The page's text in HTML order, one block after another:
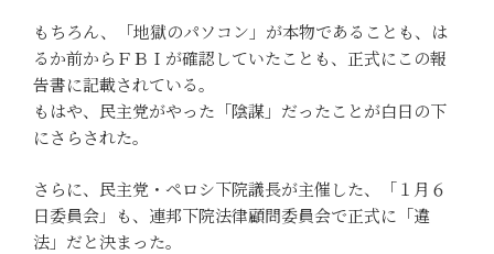
もちろん、「地獄のパソコン」が本物であることも、は
るか前からＦＢＩが確認していたことも、正式にこの報
告書に記載されている。
もはや、民主党がやった「陰謀」だったことが白日の下
にさらされた。
さらに、民主党・ペロシ下院議長が主催した、「１月６
日委員会」も、連邦下院法律顧問委員会で正式に「違
法」だと決まった。